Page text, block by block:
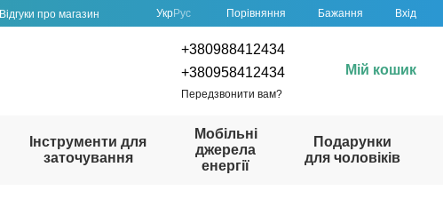
Відгуки про магазин
УкрРус Порівняння Бажання Вхід
+380988412434
+380958412434
Передзвонити вам?
Мій кошик
Інструменти для
заточування
Мобільні
джерела
енергії
Подарунки
для чоловіків